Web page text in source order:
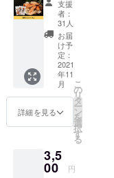
ます。
※送料込
みのお
値段で
す。
支援
者：
31人
お届
け予
定：
2021
年11
月
詳細を見る
こ
の
リ
タ
ー
ン
を
選
択
す
る
3,5
00 円